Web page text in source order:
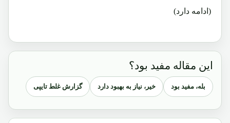
(ادامه دارد)
این مقاله مفید بود؟
بله، مفید بود خیر، نیاز به بهبود دارد گزارش غلط تایپی